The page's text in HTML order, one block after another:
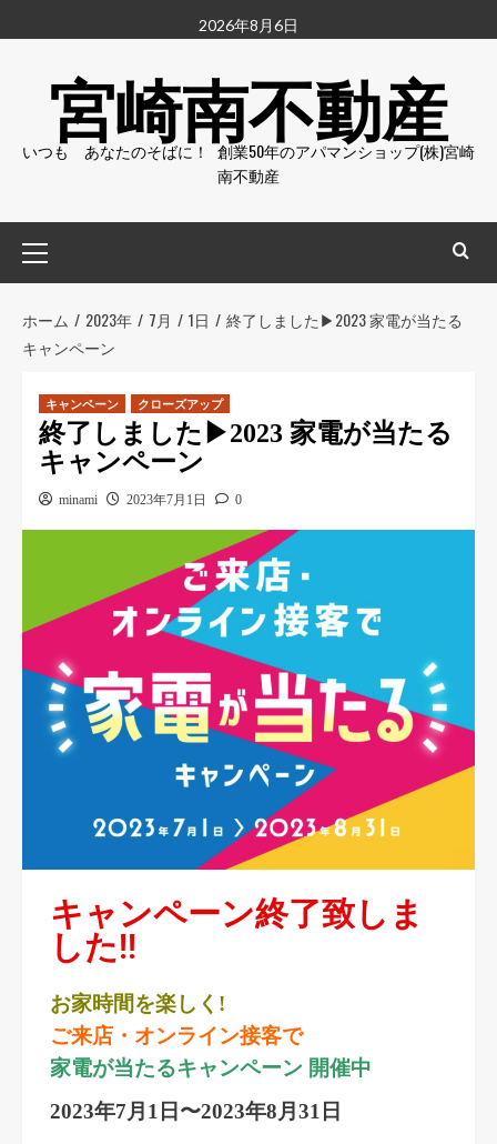
2026年8月6日
宮崎南不動産
いつも あなたのそばに！ 創業50年のアパマンショップ(株)宮崎
南不動産
ホーム 2023年 7月 1日
終了しました▶︎2023 家電が当たる
キャンペーン
キャンペーン クローズアップ
終了しました▶︎2023 家電が当たる
キャンペーン
minami 2023年7月1日 0
キャンペーン終了致しま
した!!
お家時間を楽しく!
ご来店・オンライン接客で
家電が当たるキャンペーン 開催中
2023年7月1日〜2023年8月31日